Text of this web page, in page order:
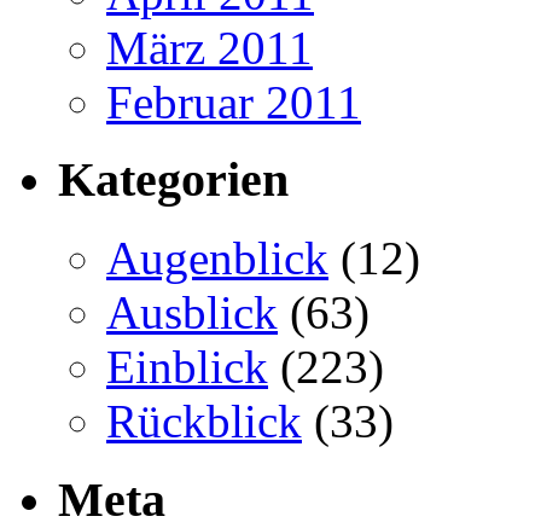
März 2011
Februar 2011
Kategorien
Augenblick (12)
Ausblick (63)
Einblick (223)
Rückblick (33)
Meta